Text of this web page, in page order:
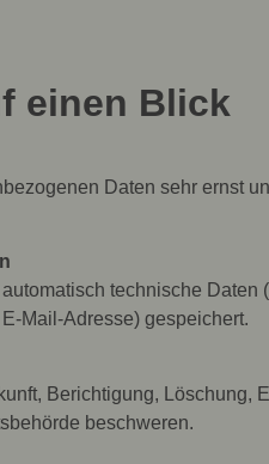
einen Blick
Daten sehr ernst
technische
Mail-Adresse) gespeichert.
Berichtigung,
beschweren.